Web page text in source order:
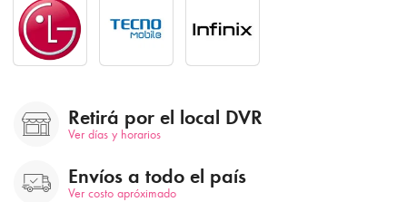
Retirá por el local DVR
Ver días y horarios
Envíos a todo el país
Ver costo apróximado